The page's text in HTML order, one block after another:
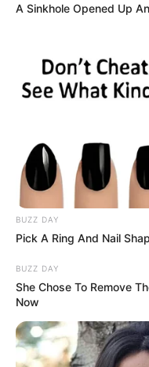
Bollywood’s Boldest
BRAINBERRIES
Remember This Kick-
Transformation
A Sinkhole Opened Up
BUZZ DAY
Pick A Ring And Nail
BUZZ DAY
She Chose To Remove
Now